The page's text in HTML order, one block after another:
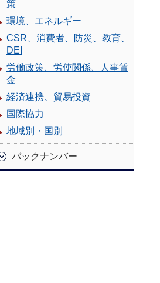
策
環境、エネルギー
CSR、消費者、防災、教育、
DEI
労働政策、労使関係、人事賃
金
経済連携、貿易投資
国際協力
地域別・国別
バックナンバー